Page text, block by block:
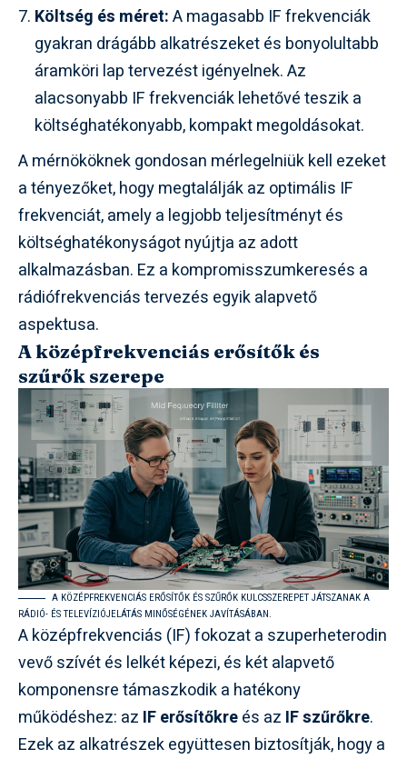
Költség és méret:A magasabb IF frekvenciák
gyakran drágább alkatrészeket és bonyolultabb
áramköri lap tervezést igényelnek. Az
alacsonyabb IF frekvenciák lehetővé teszik a
költséghatékonyabb, kompakt megoldásokat.
A mérnököknek gondosan mérlegelniük kell ezeket
a tényezőket, hogy megtalálják az optimális IF
frekvenciát, amely a legjobb teljesítményt és
költséghatékonyságot nyújtja az adott
alkalmazásban. Ez a kompromisszumkeresés a
rádiófrekvenciás tervezés egyik alapvető
aspektusa.
A középfrekvenciás erősítők és
szűrők szerepe
A KÖZÉPFREKVENCIÁS ERŐSÍTŐK ÉS SZŰRŐK KULCSSZEREPET JÁTSZANAK A
RÁDIÓ- ÉS TELEVÍZIÓJELÁTÁS MINŐSÉGÉNEK JAVÍTÁSÁBAN.
A középfrekvenciás (IF) fokozat a szuperheterodin
vevő szívét és lelkét képezi, és két alapvető
komponensre támaszkodik a hatékony
működéshez: az IF erősítőkreés az IF szűrőkre.
Ezek az alkatrészek együttesen biztosítják, hogy a